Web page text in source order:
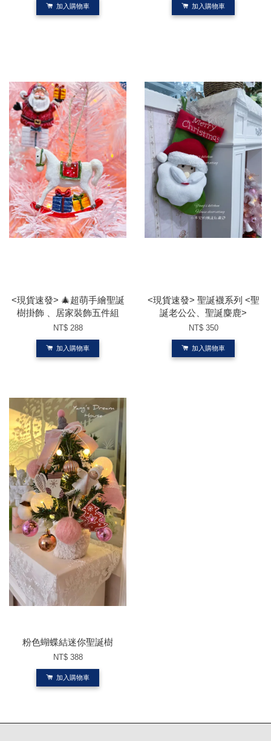
加入購物車 加入購物車
<現貨速發> 🎄超萌手繪聖誕
樹掛飾 、居家裝飾五件組
NT$ 288
加入購物車
<現貨速發> 聖誕襪系列 <聖
誕老公公、聖誕麋鹿>
NT$ 350
加入購物車
粉色蝴蝶結迷你聖誕樹
NT$ 388
加入購物車